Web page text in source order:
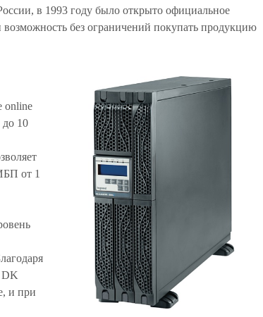
в 1993 году было открыто официальное
без ограничений покупать продукцию
online
10
от 1
DK
и при